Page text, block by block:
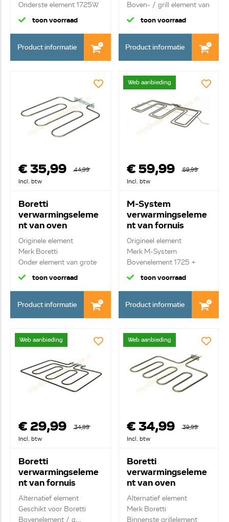
Onderste element 1725W
toon voorraad
Product informatie
Boven- / grill element van
...
toon voorraad
Product informatie
€ 35,99
44,99
Incl. btw
Boretti
verwarmingseleme
nt van oven
A45802
EA601102700000
0
Originele element
Merk Boretti
Onder element van grote
ove...
toon voorraad
Product informatie
Web aanbieding
€ 59,99
69,99
Incl. btw
M-System
verwarmingseleme
nt van fornuis
062100004
Origineel element
Merk M-System
Bovenelement 1725 +
2500 W...
toon voorraad
Product informatie
Web aanbieding
€ 29,99
34,99
Incl. btw
Boretti
verwarmingseleme
nt van fornuis
A45838
Alternatief element
Geschikt voor Boretti
Bovenelement / g...
Web aanbieding
€ 34,99
39,99
Incl. btw
Boretti
verwarmingseleme
nt van oven
A45846
Alternatief element
Merk Boretti
Binnenste grillelement